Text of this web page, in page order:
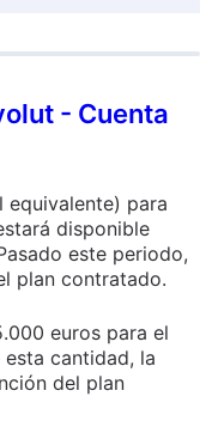
- Cuenta
equivalente) para
disponible
este periodo,
plan contratado.
euros para el
esta cantidad, la
del plan